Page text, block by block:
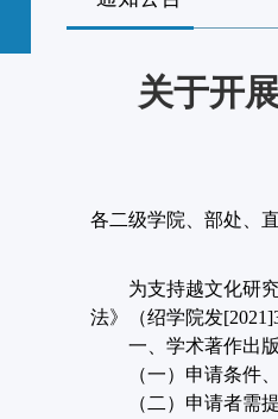
关于​开
各二级学院、部处、
为支持越文化研
法》（绍学院发
一、学术著作出
（一）申请条件
（二）申请者需